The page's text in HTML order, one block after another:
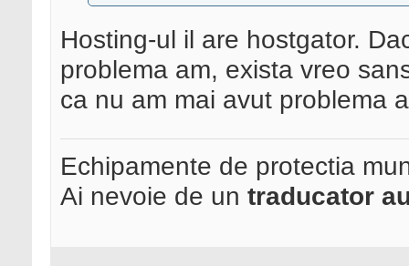
Hosting-ul il are hostgator.
problema am, exista vreo
ca nu am mai avut problema
Echipamente de protectia
Ai nevoie de un traducator